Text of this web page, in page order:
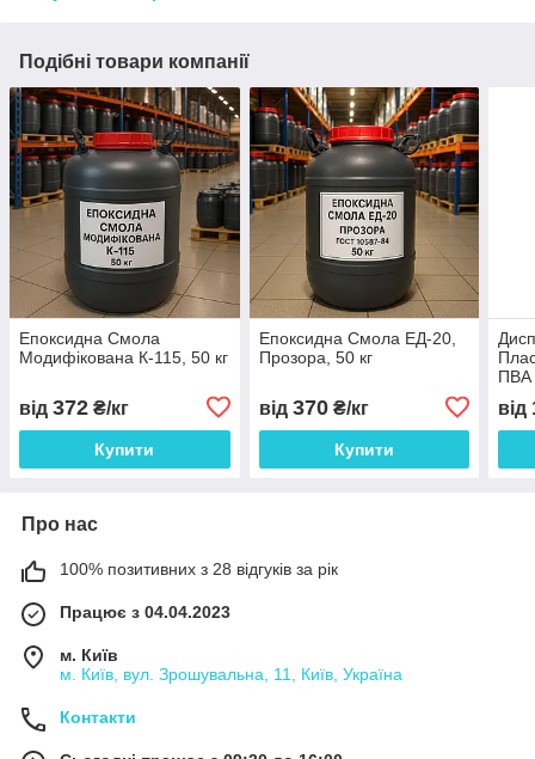
Подібні товари компанії
Епоксидна Смола
Модифікована К-115, 50 кг
від 372 ₴/кг
Купити
Епоксидна Смола ЕД-20,
Прозора, 50 кг
від 370₴/кг
Купити
ПВА
від
Про нас
100% позитивних з 28 відгуків за рік
Працює з 04.04.2023
м. Київ
м. Київ, вул. Зрошувальна, 11, Київ, Україна
Контакти